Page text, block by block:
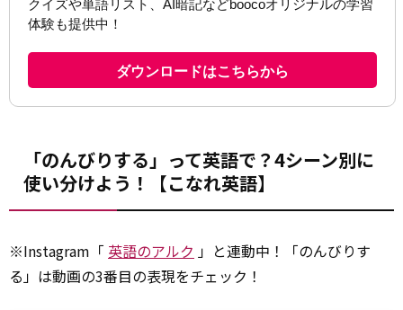
「のんびりする」って英語で？4シーン別に
使い分けよう！【こなれ英語】
※Instagram「 英語のアルク 」と連動中！「のんびりす
る」は動画の3番目の表現をチェック！